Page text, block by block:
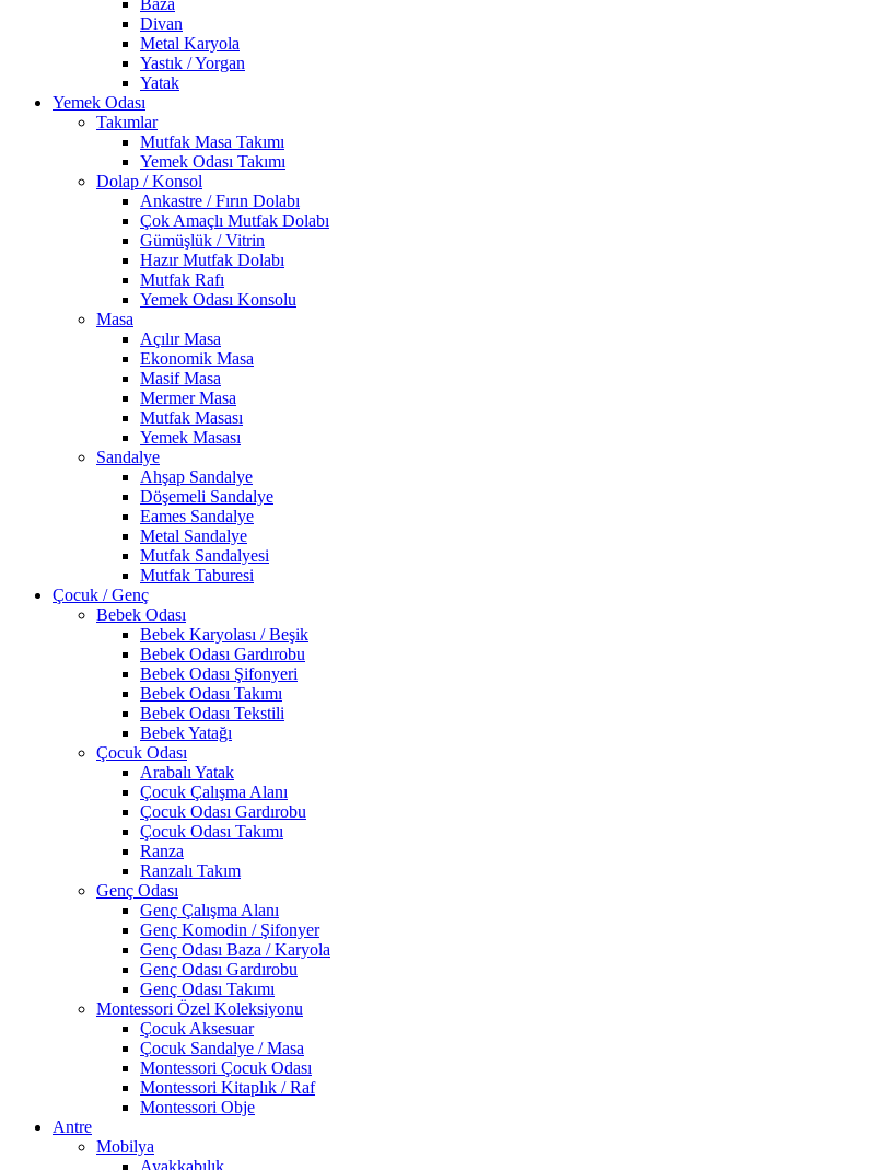
Divan
Metal Karyola
Yastık / Yorgan
Yatak
Yemek Odası
Takımlar
Mutfak Masa Takımı
Yemek Odası Takımı
Dolap / Konsol
Ankastre / Fırın Dolabı
Çok Amaçlı Mutfak Dolabı
Gümüşlük / Vitrin
Hazır Mutfak Dolabı
Mutfak Rafı
Yemek Odası Konsolu
Masa
Açılır Masa
Ekonomik Masa
Masif Masa
Mermer Masa
Mutfak Masası
Yemek Masası
Sandalye
Ahşap Sandalye
Döşemeli Sandalye
Eames Sandalye
Metal Sandalye
Mutfak Sandalyesi
Mutfak Taburesi
Çocuk / Genç
Bebek Odası
Bebek Karyolası / Beşik
Bebek Odası Gardırobu
Bebek Odası Şifonyeri
Bebek Odası Takımı
Bebek Odası Tekstili
Bebek Yatağı
Çocuk Odası
Arabalı Yatak
Çocuk Çalışma Alanı
Çocuk Odası Gardırobu
Çocuk Odası Takımı
Ranza
Ranzalı Takım
Genç Odası
Genç Çalışma Alanı
Genç Komodin / Şifonyer
Genç Odası Baza / Karyola
Genç Odası Gardırobu
Genç Odası Takımı
Montessori Özel Koleksiyonu
Çocuk Aksesuar
Çocuk Sandalye / Masa
Montessori Çocuk Odası
Montessori Kitaplık / Raf
Montessori Obje
Antre
Mobilya
Ayakkabılık